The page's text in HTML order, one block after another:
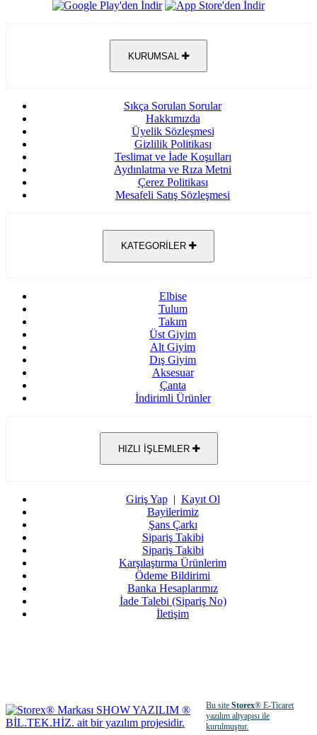
KURUMSAL
Sıkça Sorulan Sorular
Hakkımızda
Üyelik Sözleşmesi
Gizlilik Politikası
Teslimat ve İade Koşulları
Aydınlatma ve Rıza Metni
Çerez Politikası
Mesafeli Satış Sözleşmesi
KATEGORİLER
Elbise
Tulum
Takım
Üst Giyim
Alt Giyim
Dış Giyim
Aksesuar
Çanta
İndirimli Ürünler
HIZLI İŞLEMLER
Giriş Yap| Kayıt Ol
Bayilerimiz
Şans Çarkı
Sipariş Takibi
Sipariş Takibi
Karşılaştırma Ürünlerim
Ödeme Bildirimi
Banka Hesaplarımız
İade Talebi (Sipariş No)
İletişim
Bu siteStorex® E-Ticaret
yazılım altyapısı ile
kurulmuştur.